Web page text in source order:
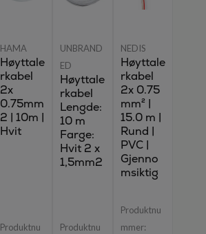
HAMA
Høyttale
rkabel
2x
0.75mm
2 | 10m |
Hvit
Produktnu
UNBRAND
ED
Høyttale
rkabel
Lengde:
10 m
Farge:
Hvit 2 x
1,5mm2
Produktnu
NEDIS
Høyttale
rkabel
2x 0.75
mm² |
15.0 m |
Rund |
PVC |
Gjenno
msiktig
Produktnu
mmer: